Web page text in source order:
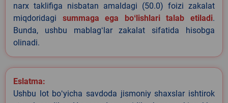
narx taklifiga nisbatan amaldagi (50.0) foizi zakalat
miqdoridagi summaga ega boʻlishlari talab etiladi.
Bunda, ushbu mablagʻlar zakalat sifatida hisobga
olinadi.
Eslatma:
Ushbu lot boʻyicha savdoda jismoniy shaxslar ishtirok